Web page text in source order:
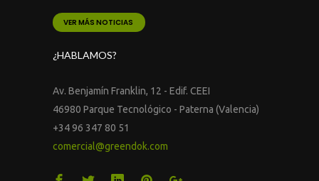
VER MÁS NOTICIAS
¿HABLAMOS?
Av. Benjamín Franklin, 12 - Edif. CEEI
46980 Parque Tecnológico - Paterna (Valencia)
+34 96 347 80 51
comercial@greendok.com